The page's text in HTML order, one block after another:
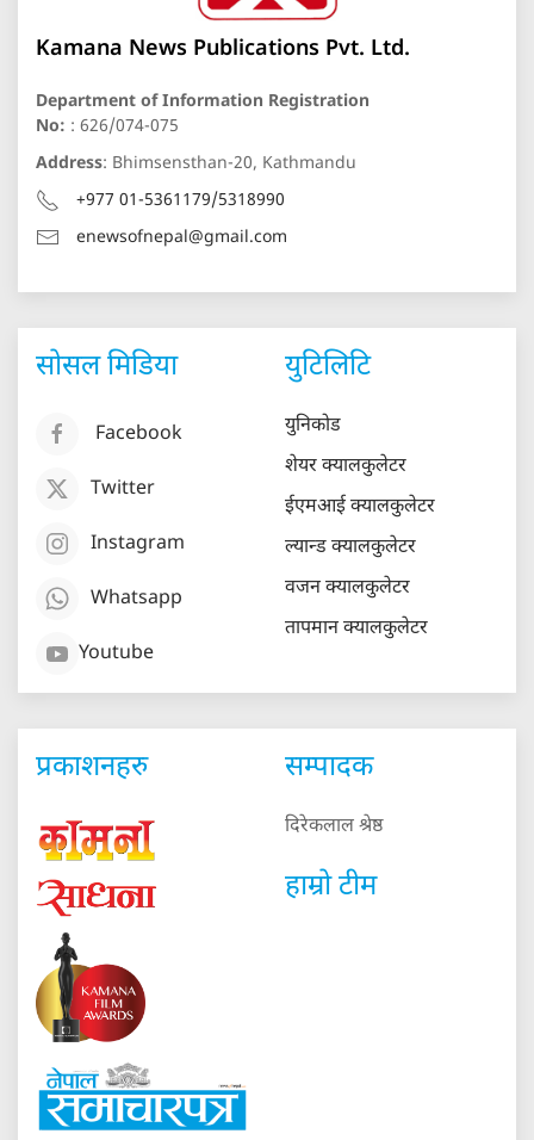
Kamana News Publications Pvt. Ltd.
Department of Information Registration
No: : 626/074-075
Address: Bhimsensthan-20, Kathmandu
+977 01-5361179/5318990
enewsofnepal@gmail.com
सोसल मिडिया
Facebook
Twitter
Instagram
Whatsapp
Youtube
युटिलिटि
युनिकोड
शेयर क्यालकुलेटर
ईएमआई क्यालकुलेटर
ल्यान्ड क्यालकुलेटर
वजन क्यालकुलेटर
तापमान क्यालकुलेटर
प्रकाशनहरु सम्पादक
दिरेकलाल श्रेष्ठ
हाम्रो टीम